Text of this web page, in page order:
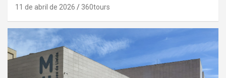
11 de abril de 2026 360tours